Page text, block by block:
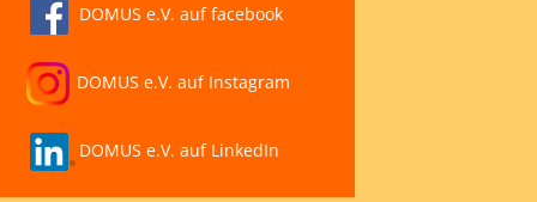
DOMUS e.V. auf facebook
DOMUS e.V. auf Instagram
DOMUS e.V. auf LinkedIn